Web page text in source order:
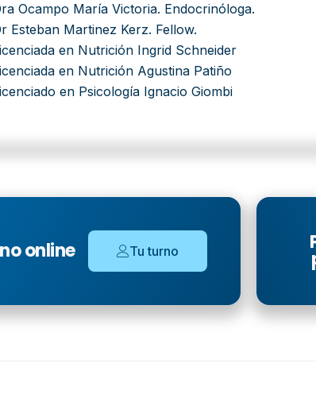
Ocampo María Victoria. Endocrinóloga.
Esteban Martinez Kerz. Fellow.
en Nutrición Ingrid Schneider
en Nutrición Agustina Patiño
en Psicología Ignacio Giombi
online Tu turno